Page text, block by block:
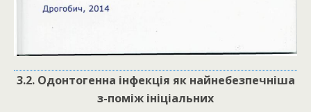
3.2. Одонтогенна інфекція як найнебезпечніша
з-поміж ініціальних